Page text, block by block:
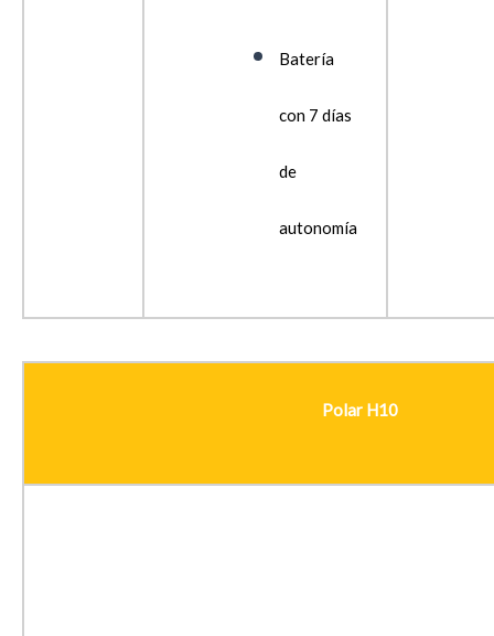
Batería
con 7 días
de
autonomía
Polar H10